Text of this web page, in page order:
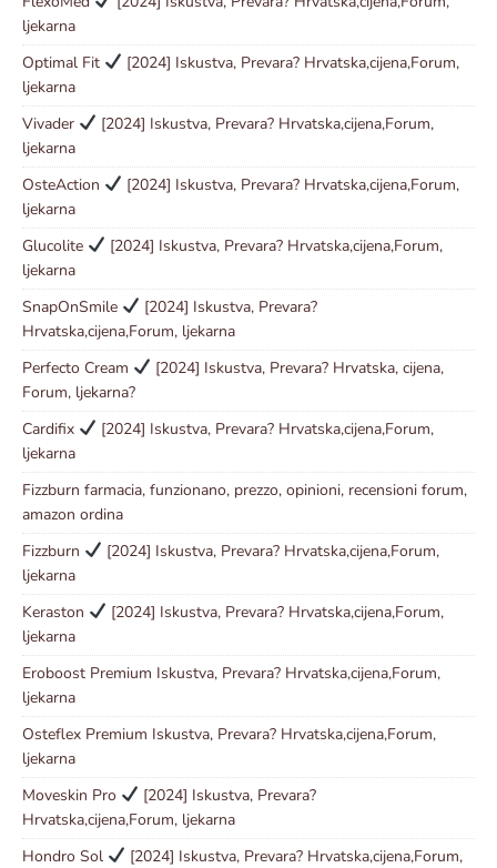
ljekarna
Optimal Fit
[2024] Iskustva, Prevara? Hrvatska,cijena,Forum,
ljekarna
Vivader
[2024] Iskustva, Prevara? Hrvatska,cijena,Forum,
ljekarna
OsteAction
[2024] Iskustva, Prevara? Hrvatska,cijena,Forum,
ljekarna
Glucolite
[2024] Iskustva, Prevara? Hrvatska,cijena,Forum,
ljekarna
SnapOnSmile
[2024] Iskustva, Prevara?
Hrvatska,cijena,Forum, ljekarna
Perfecto Cream
[2024] Iskustva, Prevara? Hrvatska, cijena,
Forum, ljekarna?
Cardifix
[2024] Iskustva, Prevara? Hrvatska,cijena,Forum,
ljekarna
Fizzburn farmacia, funzionano, prezzo, opinioni, recensioni forum,
amazon ordina
Fizzburn
[2024] Iskustva, Prevara? Hrvatska,cijena,Forum,
ljekarna
Keraston
[2024] Iskustva, Prevara? Hrvatska,cijena,Forum,
ljekarna
Eroboost Premium Iskustva, Prevara? Hrvatska,cijena,Forum,
ljekarna
Osteflex Premium Iskustva, Prevara? Hrvatska,cijena,Forum,
ljekarna
Moveskin Pro
[2024] Iskustva, Prevara?
Hrvatska,cijena,Forum, ljekarna
Hondro Sol
[2024] Iskustva, Prevara? Hrvatska,cijena,Forum,